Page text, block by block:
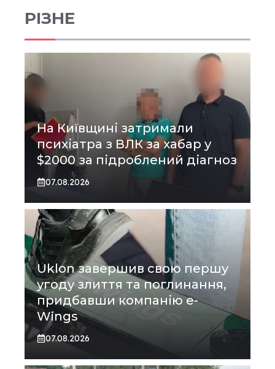
РІЗНЕ
На Київщині затримали
психіатра з ВЛК за хабар у
$2000 за підроблений діагноз
07.08.2026
Uklon завершив свою першу
угоду злиття та поглинання,
придбавши компанію e-
Wings
07.08.2026